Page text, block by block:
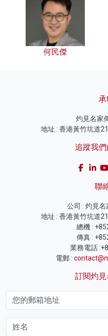
何民傑
承
灼見名家
地址 : 香港黃竹坑道
追蹤我
聯
公司 : 灼見
地址 : 香港黃竹坑道
總機 :
傳真 :
業務電話
電郵 :
訂閱灼